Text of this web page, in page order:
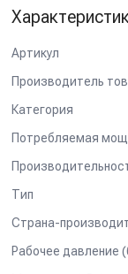
от
перегрева
Возможность
Закрытый
Конструкция
монтажа и
Модульная
нескольких
Входной
Артикул
Производитель
Категория
Потребляемая
Тип
Страна-
Рабочее давление